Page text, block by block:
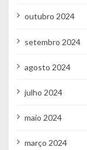
outubro 2024
setembro 2024
agosto 2024
julho 2024
maio 2024
março 2024